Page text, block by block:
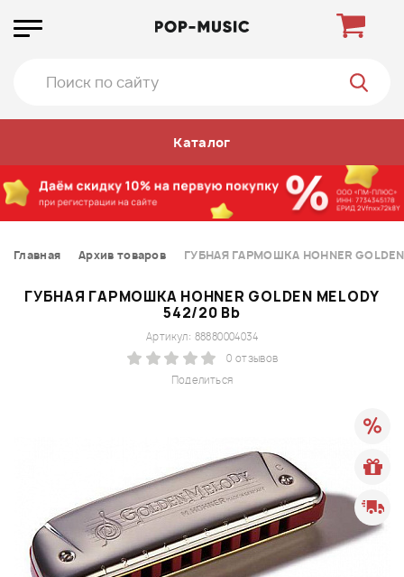
Каталог
Главная Архив товаров ГУБНАЯ ГАРМОШКА HOHNER
ГУБНАЯ ГАРМОШКА HOHNER GOLDEN MELODY
542/20 Bb
Поделиться
Артикул: 88880004034
0 отзывов